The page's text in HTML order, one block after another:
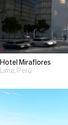
Hotel Miraflores
Lima, Perú